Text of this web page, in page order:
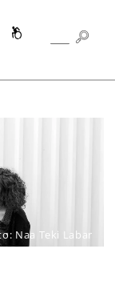
SEARCH
Naa Teki Labar